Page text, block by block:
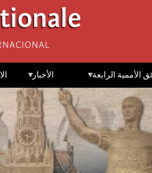
الأممية الرابعة الأخبار